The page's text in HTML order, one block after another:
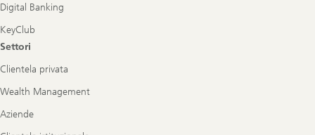
Digital Banking
KeyClub
Settori
Clientela privata
Wealth Management
Aziende